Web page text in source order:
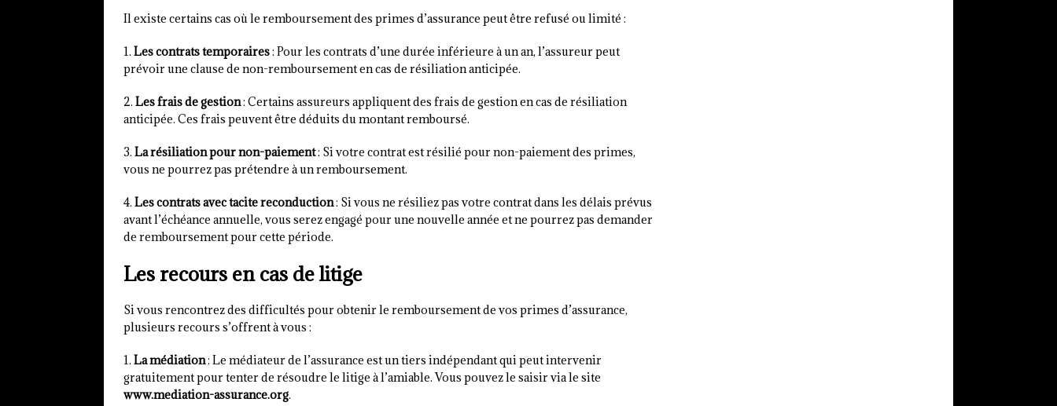
Il existe certains cas où le remboursement des primes d’assurance peut être refusé ou limité :
1. Les contrats temporaires: Pour les contrats d’une durée inférieure à un an, l’assureur peut
prévoir une clause de non-remboursement en cas de résiliation anticipée.
2. Les frais de gestion: Certains assureurs appliquent des frais de gestion en cas de résiliation
anticipée. Ces frais peuvent être déduits du montant remboursé.
3. La résiliation pour non-paiement: Si votre contrat est résilié pour non-paiement des primes,
vous ne pourrez pas prétendre à un remboursement.
4. Les contrats avec tacite reconduction: Si vous ne résiliez pas votre contrat dans les délais prévus
avant l’échéance annuelle, vous serez engagé pour une nouvelle année et ne pourrez pas demander
de remboursement pour cette période.
Les recours en cas de litige
Si vous rencontrez des difficultés pour obtenir le remboursement de vos primes d’assurance,
plusieurs recours s’offrent à vous :
1. La médiation: Le médiateur de l’assurance est un tiers indépendant qui peut intervenir
gratuitement pour tenter de résoudre le litige à l’amiable. Vous pouvez le saisir via le site
www.mediation-assurance.org.